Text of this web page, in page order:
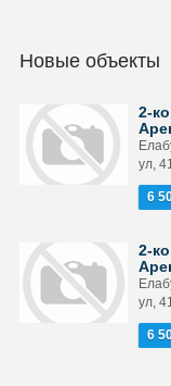
Новые объекты
2-
ул,
6
2-
ул,
6